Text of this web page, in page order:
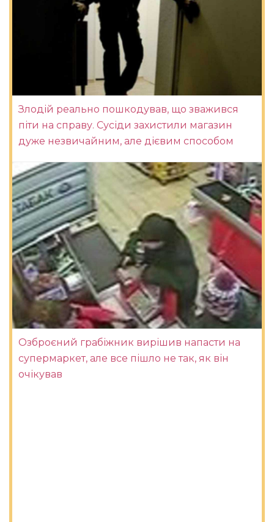
Злодій реально пошкодував, що зважився
піти на справу. Сусіди захистили магазин
дуже незвичайним, але дієвим способом
Озброєний грабіжник вирішив напасти на
супермаркет, але все пішло не так, як він
очікував